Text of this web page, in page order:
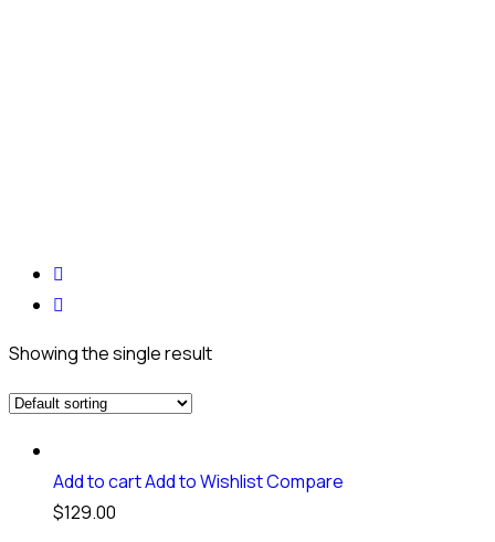
Showing the single result
Add to cartAdd to WishlistCompare
$129.00